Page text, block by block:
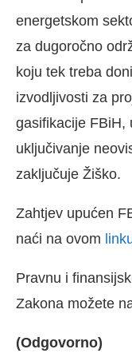
energetskom
za dugoročno
koju tek treba
izvodljivosti za
gasifikacije FBiH,
uključivanje
zaključuje Žiško.
Zahtjev upućen
naći na ovom
Pravnu i
Zakona možete
(Odgovorno)